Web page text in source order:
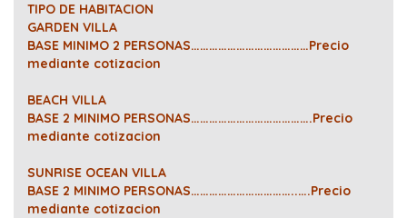
TIPO DE HABITACION
GARDEN VILLA
BASE MINIMO 2 PERSONAS…………………………………Precio
mediante cotizacion
BEACH VILLA
BASE 2 MINIMO PERSONAS………………………………….Precio
mediante cotizacion
SUNRISE OCEAN VILLA
BASE 2 MINIMO PERSONAS……………………………..….Precio
mediante cotizacion